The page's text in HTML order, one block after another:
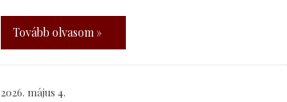
Tovább olvasom »
2026. május 4.